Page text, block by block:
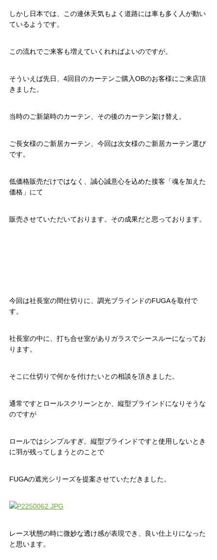
しかし日本では、この連休天気もよく道路には車も多く人が動い
ているようです。
この流れでご来客も増えていくれればよいのですが。
そういえば先日、4回目のカーテンご購入OBのお客様にご来店頂
きました。
当時のご新築時のカーテン、その後のカーテン架け替え。
ご長女様のご新居カーテン、今回は次女様のご新居カーテン選び
です。
低価格販売だけではなく、誠心誠意心を込めた接客「魂を加えた
価格」にて
販売させていただいております。その成果だと思っております。
今回は社長室の間仕切りに、調光ブラインドのFUGAを取付で
す。
社長室の中に、打ち合せ室がありガラスでシースルーになってお
ります。
そこに仕切りで何かを付けたいとの相談を頂きました。
通常ですとロールスクリーンとか、縦型ブラインドになりそうな
のですが
ロールではシンプルすぎ。縦型ブラインドですと使用しないとき
に羽が残ってしまうとのことで
FUGAの遮光シリーズを提案させていただきました。
レース状態の時に微妙な透け感が表現でき、良い仕上りになった
と思います。